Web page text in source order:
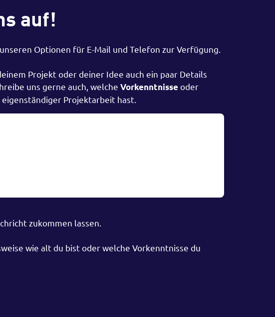
auf!
Optionen für E-Mail und Telefon zur Verfügung.
Projekt oder deiner Idee auch ein paar Details
uns gerne auch, welche Vorkenntnisseoder
Projektarbeit hast.
zukommen lassen.
wie alt du bist oder welche Vorkenntnisse du